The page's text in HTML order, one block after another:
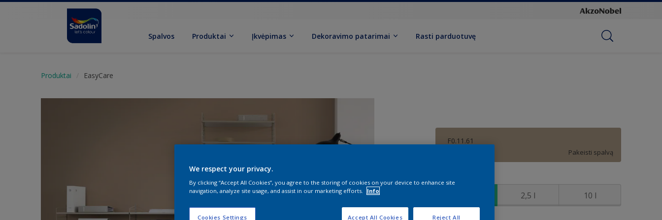
Spalvos Produktai Įkvėpimas Dekoravimo patarimai Rasti parduotuvę
Produktai EasyCare
F0.11.61
Pakeisti spalvą
Dydis
2,5 l 10 l
We respect your privacy.
By clicking “Accept All Cookies”, you agree to the storing of cookies on your device to enhance site
navigation, analyze site usage, and assist in our marketing efforts.
Info
Cookies Settings Reject All
Accept All Cookies